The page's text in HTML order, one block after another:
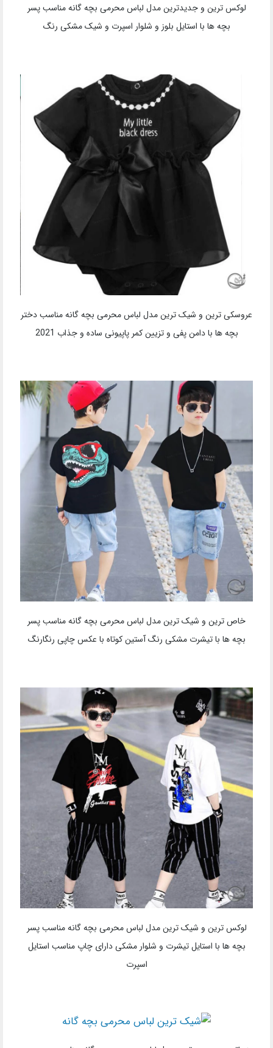
لوکس ترین و جدیدترین مدل لباس محرمی بچه گانه مناسب پسر
بچه ها با استایل بلوز و شلوار اسپرت و شیک مشکی رنگ
عروسکی ترین و شیک ترین مدل لباس محرمی بچه گانه مناسب دختر
بچه ها با دامن پفی و تزیین کمر پاپیونی ساده و جذاب 2021
خاص ترین و شیک ترین مدل لباس محرمی بچه گانه مناسب پسر
بچه ها با تیشرت مشکی رنگ آستین کوتاه با عکس چاپی رنگارنگ
لوکس ترین و شیک ترین مدل لباس محرمی بچه گانه مناسب پسر
بچه ها با استایل تیشرت و شلوار مشکی دارای چاپ مناسب استایل
اسپرت